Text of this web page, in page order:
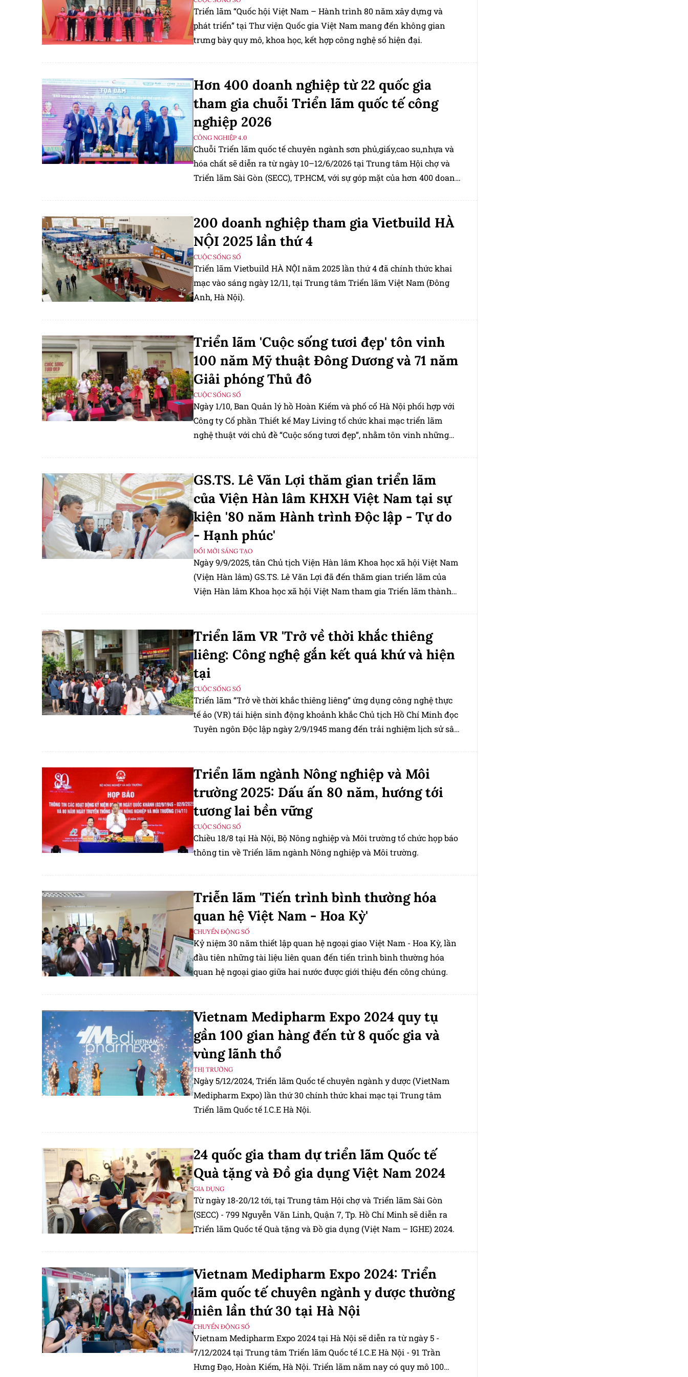
Triển lãm “Quốc hội Việt Nam – Hành trình 80 năm xây dựng và
phát triển” tại Thư viện Quốc gia Việt Nam mang đến không gian
trưng bày quy mô, khoa học, kết hợp công nghệ số hiện đại.
Hơn 400 doanh nghiệp từ 22 quốc gia
tham gia chuỗi Triển lãm quốc tế công
nghiệp 2026
CÔNG NGHIỆP 4.0
Chuỗi Triển lãm quốc tế chuyên ngành sơn phủ,giấy,cao su,nhựa và
hóa chất sẽ diễn ra từ ngày 10–12/6/2026 tại Trung tâm Hội chợ và
Triển lãm Sài Gòn (SECC), TP.HCM, với sự góp mặt của hơn 400 doanh
200 doanh nghiệp tham gia Vietbuild HÀ
NỘI 2025 lần thứ 4
CUỘC SỐNG SỐ
Triển lãm Vietbuild HÀ NỘI năm 2025 lần thứ 4 đã chính thức khai
mạc vào sáng ngày 12/11, tại Trung tâm Triển lãm Việt Nam (Đông
Anh, Hà Nội).
Triển lãm 'Cuộc sống tươi đẹp' tôn vinh
100 năm Mỹ thuật Đông Dương và 71 năm
Giải phóng Thủ đô
CUỘC SỐNG SỐ
Ngày 1/10, Ban Quản lý hồ Hoàn Kiếm và phố cổ Hà Nội phối hợp với
Công ty Cổ phần Thiết kế May Living tổ chức khai mạc triển lãm
nghệ thuật với chủ đề “Cuộc sống tươi đẹp”, nhằm tôn vinh những
GS.TS. Lê Văn Lợi thăm gian triển lãm
của Viện Hàn lâm KHXH Việt Nam tại sự
kiện '80 năm Hành trình Độc lập - Tự do
- Hạnh phúc'
ĐỔI MỚI SÁNG TẠO
Ngày 9/9/2025, tân Chủ tịch Viện Hàn lâm Khoa học xã hội Việt Nam
(Viện Hàn lâm) GS.TS. Lê Văn Lợi đã đến thăm gian triển lãm của
Viện Hàn lâm Khoa học xã hội Việt Nam tham gia Triển lãm thành
Triển lãm VR 'Trở về thời khắc thiêng
liêng: Công nghệ gắn kết quá khứ và hiện
tại
CUỘC SỐNG SỐ
Triển lãm “Trở về thời khắc thiêng liêng” ứng dụng công nghệ thực
tế ảo (VR) tái hiện sinh động khoảnh khắc Chủ tịch Hồ Chí Minh đọc
Tuyên ngôn Độc lập ngày 2/9/1945 mang đến trải nghiệm lịch sử sâu
Triển lãm ngành Nông nghiệp và Môi
trường 2025: Dấu ấn 80 năm, hướng tới
tương lai bền vững
CUỘC SỐNG SỐ
Chiều 18/8 tại Hà Nội, Bộ Nông nghiệp và Môi trường tổ chức họp báo
thông tin về Triển lãm ngành Nông nghiệp và Môi trường.
Triễn lãm 'Tiến trình bình thường hóa
quan hệ Việt Nam - Hoa Kỳ'
CHUYỂN ĐỘNG SỐ
Kỷ niệm 30 năm thiết lập quan hệ ngoại giao Việt Nam - Hoa Kỳ, lần
đầu tiên những tài liệu liên quan đến tiến trình bình thường hóa
quan hệ ngoại giao giữa hai nước được giới thiệu đến công chúng.
Vietnam Medipharm Expo 2024 quy tụ
gần 100 gian hàng đến từ 8 quốc gia và
vùng lãnh thổ
THỊ TRƯỜNG
Ngày 5/12/2024, Triển lãm Quốc tế chuyên ngành y dược (VietNam
Medipharm Expo) lần thứ 30 chính thức khai mạc tại Trung tâm
Triển lãm Quốc tế I.C.E Hà Nội.
24 quốc gia tham dự triển lãm Quốc tế
Quà tặng và Đồ gia dụng Việt Nam 2024
GIA DỤNG
Từ ngày 18-20/12 tới, tại Trung tâm Hội chợ và Triển lãm Sài Gòn
(SECC) - 799 Nguyễn Văn Linh, Quận 7, Tp. Hồ Chí Minh sẽ diễn ra
Triển lãm Quốc tế Quà tặng và Đồ gia dụng (Việt Nam – IGHE) 2024.
Vietnam Medipharm Expo 2024: Triển
lãm quốc tế chuyên ngành y dược thường
niên lần thứ 30 tại Hà Nội
CHUYỂN ĐỘNG SỐ
Vietnam Medipharm Expo 2024 tại Hà Nội sẽ diễn ra từ ngày 5 -
7/12/2024 tại Trung tâm Triển lãm Quốc tế I.C.E Hà Nội - 91 Trần
Hưng Đạo, Hoàn Kiếm, Hà Nội. Triển lãm năm nay có quy mô 100